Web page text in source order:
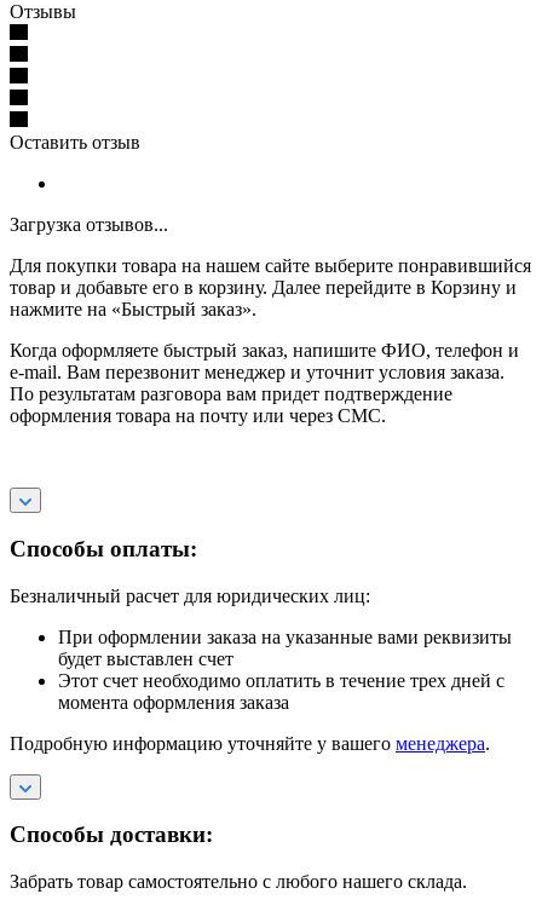
Отзывы
Оставить отзыв
Загрузка отзывов...
Для покупки товара на нашем сайте выберите понравившийся
товар и добавьте его в корзину. Далее перейдите в Корзину и
нажмите на «Быстрый заказ».
Когда оформляете быстрый заказ, напишите ФИО, телефон и
e-mail. Вам перезвонит менеджер и уточнит условия заказа.
По результатам разговора вам придет подтверждение
оформления товара на почту или через СМС.
Способы оплаты:
Безналичный расчет для юридических лиц:
При оформлении заказа на указанные вами реквизиты
будет выставлен счет
Этот счет необходимо оплатить в течение трех дней с
момента оформления заказа
Подробную информацию уточняйте у вашего менеджера.
Способы доставки:
Забрать товар самостоятельно с любого нашего склада.